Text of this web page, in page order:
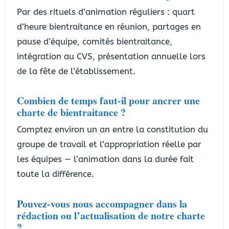
Par des rituels d’animation réguliers : quart
d’heure bientraitance en réunion, partages en
pause d’équipe, comités bientraitance,
intégration au CVS, présentation annuelle lors
de la fête de l’établissement.
Combien de temps faut-il pour ancrer une
charte de bientraitance ?
Comptez environ un an entre la constitution du
groupe de travail et l’appropriation réelle par
les équipes — l’animation dans la durée fait
toute la différence.
Pouvez-vous nous accompagner dans la
rédaction ou l’actualisation de notre charte